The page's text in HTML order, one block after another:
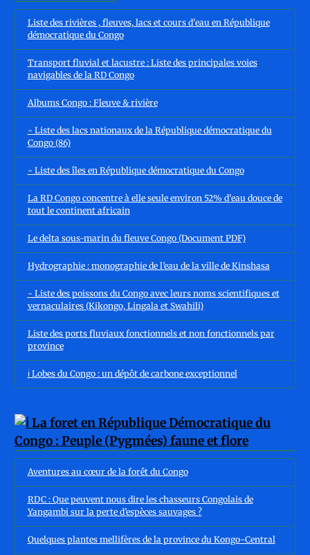
Liste des rivières , fleuves, lacs et cours d'eau en République
démocratique du Congo
Transport fluvial et lacustre : Liste des principales voies
navigables de la RD Congo
Albums Congo : Fleuve & rivière
- Liste des lacs nationaux de la République démocratique du
Congo (86)
- Liste des îles en République démocratique du Congo
La RD Congo concentre à elle seule environ 52% d'eau douce de
tout le continent africain
Le delta sous-marin du fleuve Congo (Document PDF)
Hydrographie : monographie de l’eau de la ville de Kinshasa
- Liste des poissons du Congo avec leurs noms scientifiques et
vernaculaires (Kikongo, Lingala et Swahili)
Liste des ports fluviaux fonctionnels et non fonctionnels par
province
ℹ️ Lobes du Congo : un dépôt de carbone exceptionnel
Aventures au cœur de la forêt du Congo
RDC : Que peuvent nous dire les chasseurs Congolais de
Yangambi sur la perte d’espèces sauvages ?
Quelques plantes mellifères de la province du Kongo-Central